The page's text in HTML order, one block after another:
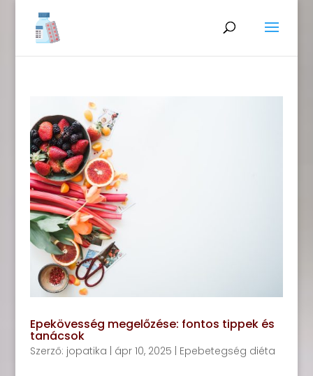
Epekövesség megelőzése: fontos tippek és
tanácsok
Szerző: jopatika ápr 10, 2025 Epebetegség diéta